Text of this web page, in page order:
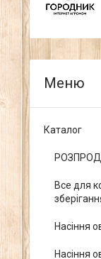
Каталог
Все для
Насіння
Насіння